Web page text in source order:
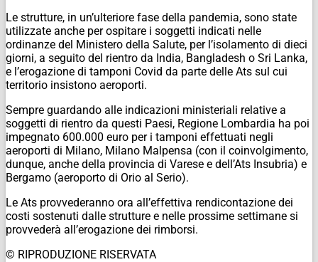
Le strutture, in un’ulteriore fase della pandemia, sono state
utilizzate anche per ospitare i soggetti indicati nelle
ordinanze del Ministero della Salute, per l’isolamento di dieci
giorni, a seguito del rientro da India, Bangladesh o Sri Lanka,
e l’erogazione di tamponi Covid da parte delle Ats sul cui
territorio insistono aeroporti.
Sempre guardando alle indicazioni ministeriali relative a
soggetti di rientro da questi Paesi, Regione Lombardia ha poi
impegnato 600.000 euro per i tamponi effettuati negli
aeroporti di Milano, Milano Malpensa (con il coinvolgimento,
dunque, anche della provincia di Varese e dell’Ats Insubria) e
Bergamo (aeroporto di Orio al Serio).
Le Ats provvederanno ora all’effettiva rendicontazione dei
costi sostenuti dalle strutture e nelle prossime settimane si
provvederà all’erogazione dei rimborsi.
© RIPRODUZIONE RISERVATA